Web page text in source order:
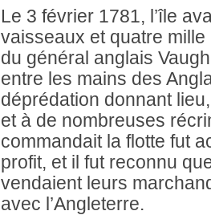
Le 3 février 1781, l’île
vaisseaux et quatre
du général anglais
entre les mains des
déprédation donnant
et à de nombreuses
commandait la flotte fut
profit, et il fut reconnu
vendaient leurs
avec l’Angleterre.